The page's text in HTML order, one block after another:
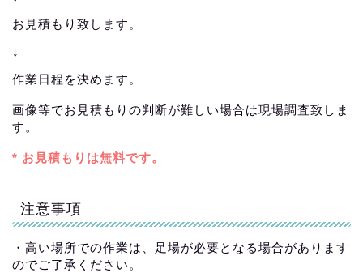
お見積もり致します。
↓
作業日程を決めます。
画像等でお見積もりの判断が難しい場合は現場調査致しま
す。
* お見積もりは無料です。
注意事項
・高い場所での作業は、足場が必要となる場合があります
のでご了承ください。